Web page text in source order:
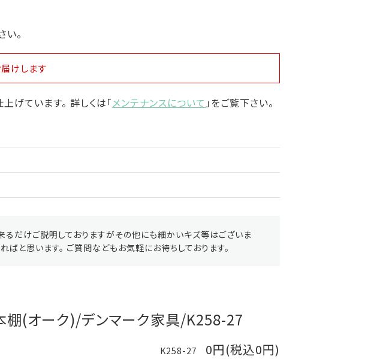
。
けします
げています。 詳しくは「メンテナンスについて 」をご覧下さい。
だけご説明しておりますがその他にも細かいキズ等はございま
と思います。 ご質問などもお気軽にお待ちしております。
棚(オーク)/デンマーク家具/K258-27
K258-27 0円(税込0円)